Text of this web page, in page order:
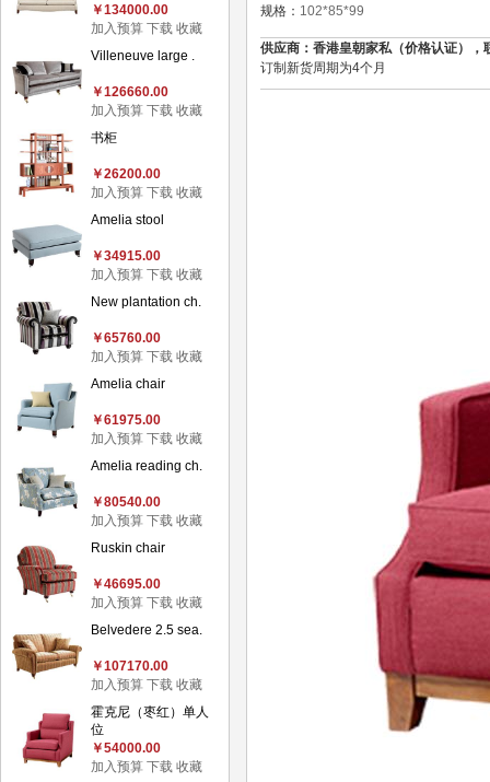
￥134000.00
加入预算 下载 收藏
Villeneuve large .
￥126660.00
加入预算 下载 收藏
书柜
￥26200.00
加入预算 下载 收藏
Amelia stool
￥34915.00
加入预算 下载 收藏
New plantation ch.
￥65760.00
加入预算 下载 收藏
Amelia chair
￥61975.00
加入预算 下载 收藏
Amelia reading ch.
￥80540.00
加入预算 下载 收藏
Ruskin chair
￥46695.00
加入预算 下载 收藏
Belvedere 2.5 sea.
￥107170.00
加入预算 下载 收藏
霍克尼（枣红）单人
位
￥54000.00
加入预算 下载 收藏
规格： 102*85*99
供应商：香港皇朝家私（价格认证）
订制新货周期为4个月